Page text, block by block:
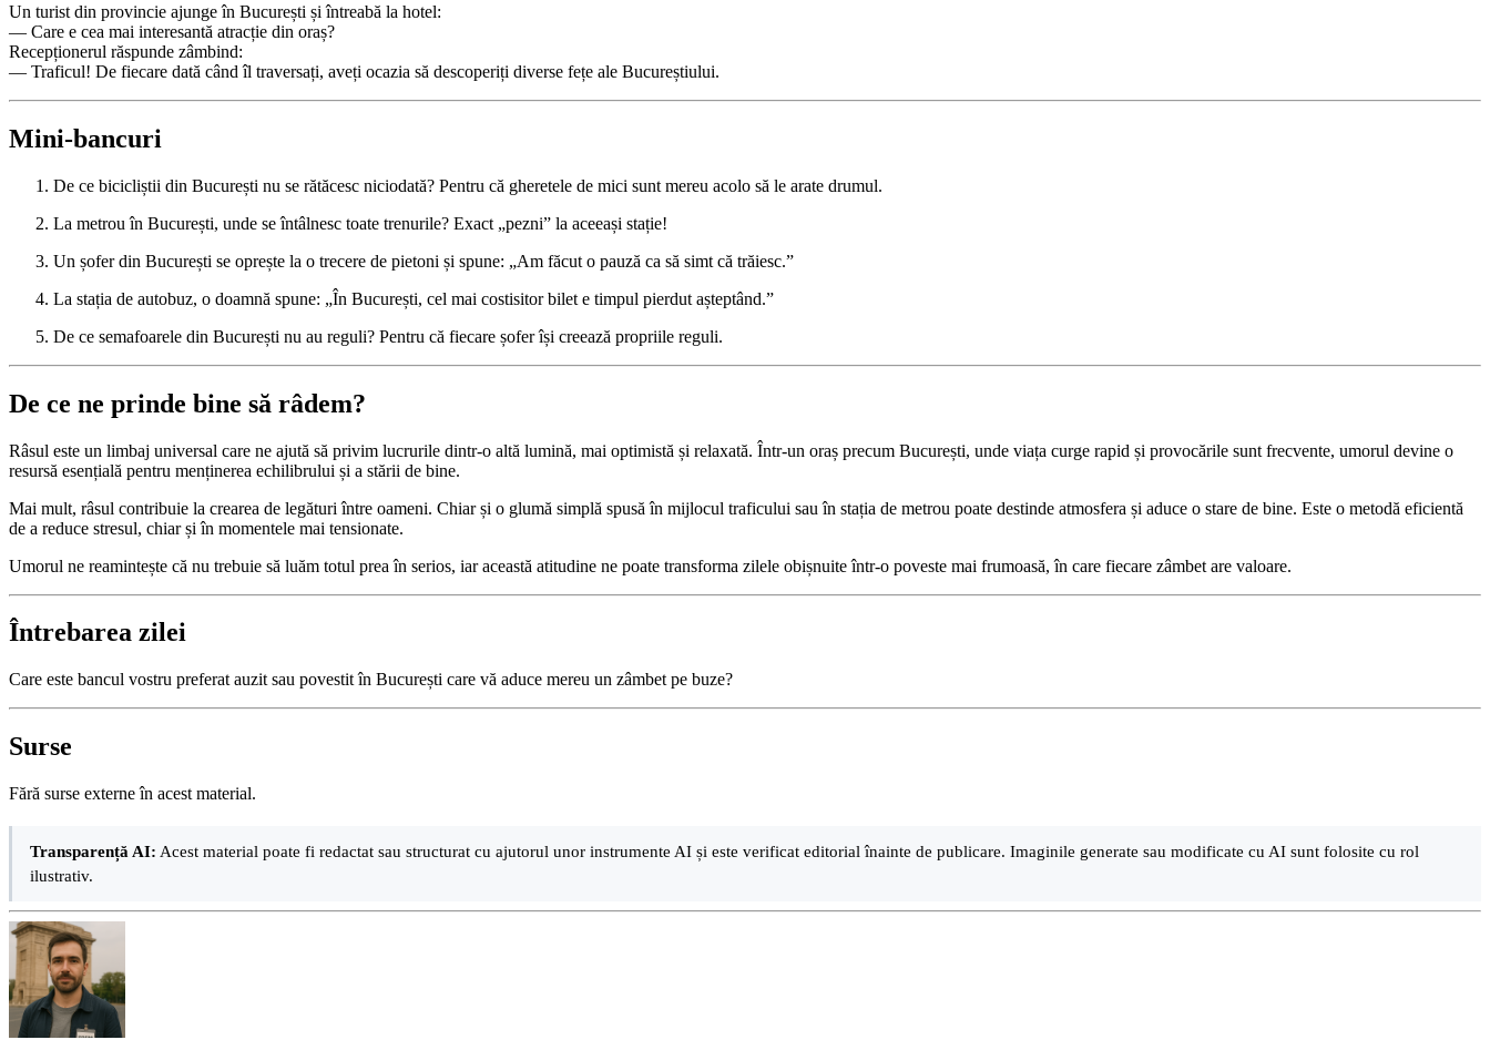
Un turist din provincie ajunge în București și întreabă la hotel:
— Care e cea mai interesantă atracție din oraș?
Recepționerul răspunde zâmbind:
— Traficul! De fiecare dată când îl traversați, aveți ocazia să descoperiți diverse fețe ale Bucureștiului.
Mini-bancuri
De ce bicicliștii din București nu se rătăcesc niciodată? Pentru că gheretele de mici sunt mereu acolo să le arate drumul.
La metrou în București, unde se întâlnesc toate trenurile? Exact „pezni” la aceeași stație!
Un șofer din București se oprește la o trecere de pietoni și spune: „Am făcut o pauză ca să simt că trăiesc.”
La stația de autobuz, o doamnă spune: „În București, cel mai costisitor bilet e timpul pierdut așteptând.”
De ce semafoarele din București nu au reguli? Pentru că fiecare șofer își creează propriile reguli.
De ce ne prinde bine să râdem?
Râsul este un limbaj universal care ne ajută să privim lucrurile dintr-o altă lumină, mai optimistă și relaxată. Într-un oraș precum București, unde viața curge rapid și provocările sunt frecvente, umorul devine o
resursă esențială pentru menținerea echilibrului și a stării de bine.
Mai mult, râsul contribuie la crearea de legături între oameni. Chiar și o glumă simplă spusă în mijlocul traficului sau în stația de metrou poate destinde atmosfera și aduce o stare de bine. Este o metodă eficientă
de a reduce stresul, chiar și în momentele mai tensionate.
Umorul ne reamintește că nu trebuie să luăm totul prea în serios, iar această atitudine ne poate transforma zilele obișnuite într-o poveste mai frumoasă, în care fiecare zâmbet are valoare.
Întrebarea zilei
Care este bancul vostru preferat auzit sau povestit în București care vă aduce mereu un zâmbet pe buze?
Surse
Fără surse externe în acest material.
Transparență AI: Acest material poate fi redactat sau structurat cu ajutorul unor instrumente AI și este verificat editorial înainte de publicare. Imaginile generate sau modificate cu AI sunt folosite cu rol
ilustrativ.